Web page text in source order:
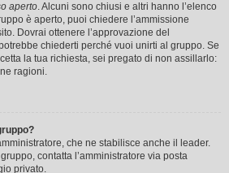
aperto. Alcuni sono chiusi e altri hanno l’elenco
è aperto, puoi chiedere l’ammissione
Dovrai ottenere l’approvazione del
chiederti perché vuoi unirti al gruppo. Se
la tua richiesta, sei pregato di non assillarlo:
ragioni.
che ne stabilisce anche il leader.
contatta l’amministratore via posta
privato.